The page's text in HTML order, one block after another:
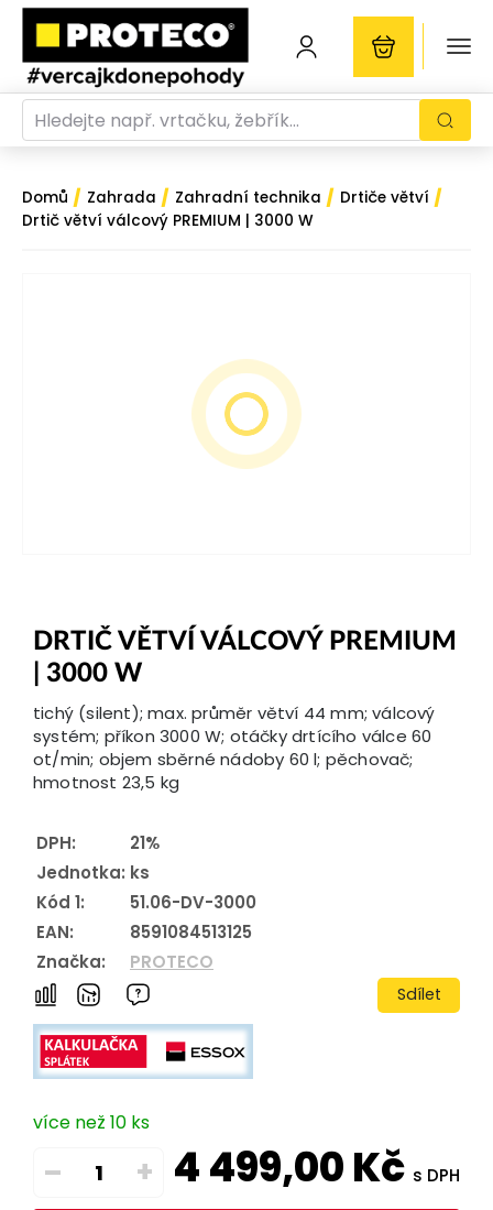
Domů / Zahrada / Zahradní technika / Drtiče větví /
Drtič větví válcový PREMIUM | 3000 W
DRTIČ VĚTVÍ VÁLCOVÝ PREMIUM
| 3000 W
tichý (silent); max. průměr větví 44 mm; válcový
systém; příkon 3000 W; otáčky drtícího válce 60
ot/min; objem sběrné nádoby 60 l; pěchovač;
hmotnost 23,5 kg
DPH:
21%
Jednotka: ks
Kód 1:
51.06-DV-3000
EAN:
8591084513125
Značka:
PROTECO
Sdílet
více než 10 ks
– + 4 499,00Kč s DPH